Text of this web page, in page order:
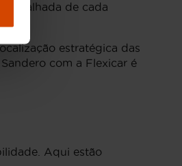
detalhada de cada
estratégica das
com a Flexicar é
Aqui estão